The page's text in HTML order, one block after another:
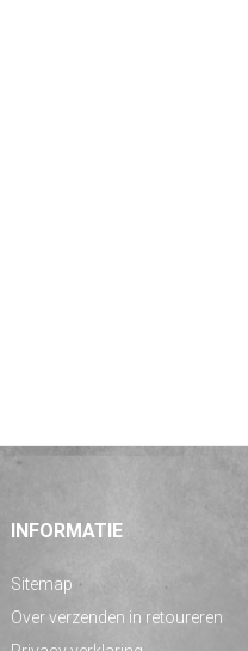
INFORMATIE
Sitemap
Over verzenden in retoureren